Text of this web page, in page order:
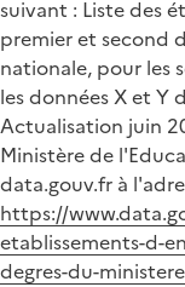
suivant : Liste des
premier et second
nationale, pour les
les données X et Y
Actualisation juin
Ministère de
data.gouv.fr à
https://
etablissements-d-
degres-du-